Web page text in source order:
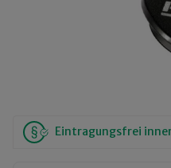
Eintragungsfrei